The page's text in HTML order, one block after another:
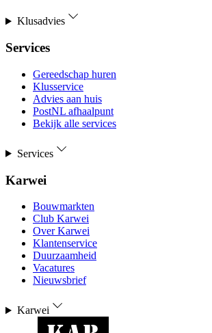
Klusadvies
Services
Gereedschap huren
Klusservice
Advies aan huis
PostNL afhaalpunt
Bekijk alle services
Services
Karwei
Bouwmarkten
Club Karwei
Over Karwei
Klantenservice
Duurzaamheid
Vacatures
Nieuwsbrief
Karwei